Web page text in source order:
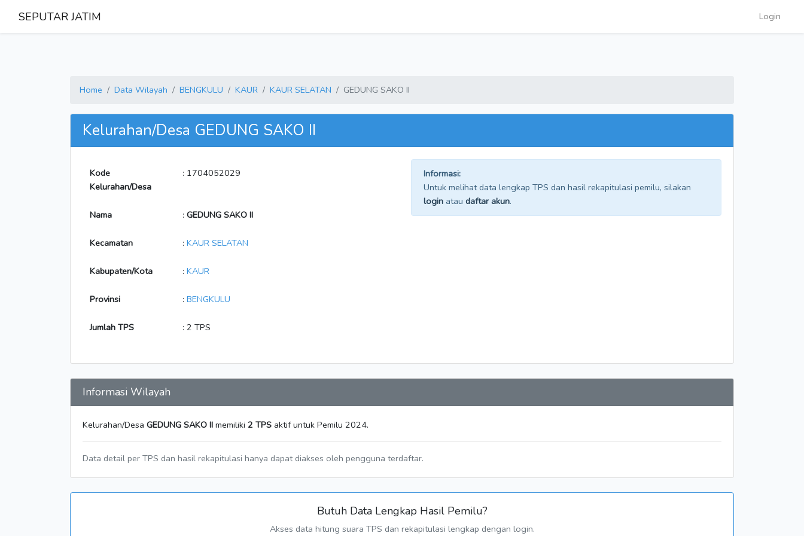
SEPUTAR JATIM Login
Home Data Wilayah BENGKULU KAUR KAUR SELATAN GEDUNG SAKO II
Kelurahan/Desa GEDUNG SAKO II
Kode
Kelurahan/Desa
: 1704052029
Nama : GEDUNG SAKO II
Kecamatan : KAUR SELATAN
Kabupaten/Kota : KAUR
Provinsi : BENGKULU
Jumlah TPS : 2 TPS
Informasi:
Untuk melihat data lengkap TPS dan hasil rekapitulasi pemilu, silakan
login atau daftar akun.
Informasi Wilayah
Kelurahan/Desa GEDUNG SAKO II memiliki 2 TPS aktif untuk Pemilu 2024.
Data detail per TPS dan hasil rekapitulasi hanya dapat diakses oleh pengguna terdaftar.
Butuh Data Lengkap Hasil Pemilu?
Akses data hitung suara TPS dan rekapitulasi lengkap dengan login.